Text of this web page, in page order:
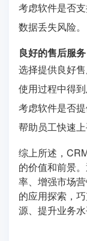
考虑软件是否
数据丢失风险。
良好的售后服务
选择提供良好
使用过程中得
考虑软件是否
帮助员工快速上
综上所述，
的价值和前景
率、增强市场
的应用探索，
源、提升业务水